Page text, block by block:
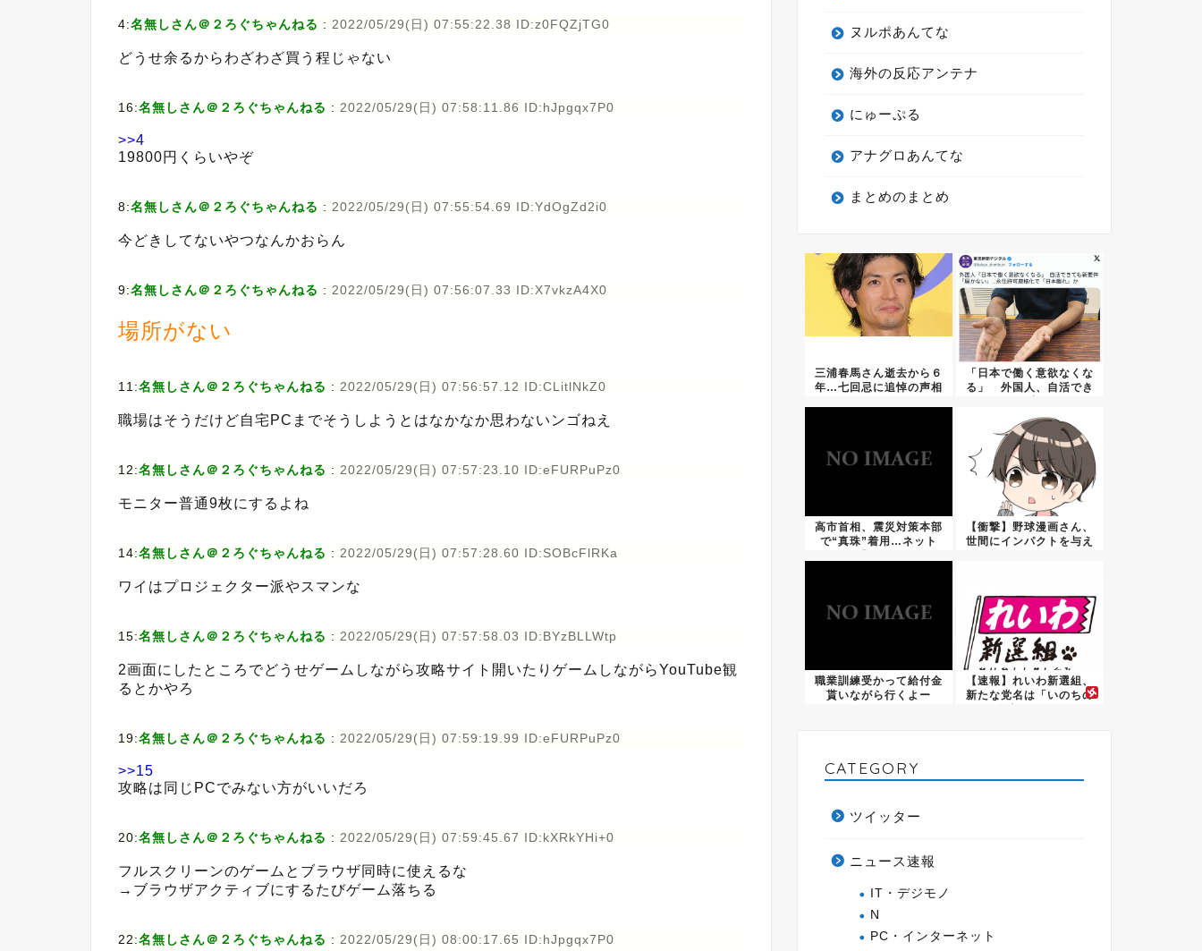
4:名無しさん＠２ろぐちゃんねる : 2022/05/29(日) 07:55:22.38 ID:z0FQZjTG0
どうせ余るからわざわざ買う程じゃない
16:名無しさん＠２ろぐちゃんねる : 2022/05/29(日) 07:58:11.86 ID:hJpgqx7P0
>>4
19800円くらいやぞ
8:名無しさん＠２ろぐちゃんねる : 2022/05/29(日) 07:55:54.69 ID:YdOgZd2i0
今どきしてないやつなんかおらん
9:名無しさん＠２ろぐちゃんねる : 2022/05/29(日) 07:56:07.33 ID:X7vkzA4X0
場所がない
11:名無しさん＠２ろぐちゃんねる : 2022/05/29(日) 07:56:57.12 ID:CLitlNkZ0
職場はそうだけど自宅PCまでそうしようとはなかなか思わないンゴねえ
12:名無しさん＠２ろぐちゃんねる : 2022/05/29(日) 07:57:23.10 ID:eFURPuPz0
モニター普通9枚にするよね
14:名無しさん＠２ろぐちゃんねる : 2022/05/29(日) 07:57:28.60 ID:SOBcFlRKa
ワイはプロジェクター派やスマンな
15:名無しさん＠２ろぐちゃんねる : 2022/05/29(日) 07:57:58.03 ID:BYzBLLWtp
2画面にしたところでどうせゲームしながら攻略サイト開いたりゲームしながらYouTube観
るとかやろ
19:名無しさん＠２ろぐちゃんねる : 2022/05/29(日) 07:59:19.99 ID:eFURPuPz0
>>15
攻略は同じPCでみない方がいいだろ
20:名無しさん＠２ろぐちゃんねる : 2022/05/29(日) 07:59:45.67 ID:kXRkYHi+0
フルスクリーンのゲームとブラウザ同時に使えるな
→ブラウザアクティブにするたびゲーム落ちる
22:名無しさん＠２ろぐちゃんねる : 2022/05/29(日) 08:00:17.65 ID:hJpgqx7P0
ヌルポあんてな
海外の反応アンテナ
にゅーぷる
アナグロあんてな
まとめのまとめ
三浦春馬さん逝去から６
年…七回忌に追悼の声相
「日本で働く意欲なくな
る」 外国人、自活でき
高市首相、震災対策本部
で“真珠”着用…ネット
【衝撃】野球漫画さん、
世間にインパクトを与え
職業訓練受かって給付金
貰いながら行くよー
【速報】れいわ新選組、
新たな党名は「いのちの
CATEGORY
ツイッター
ニュース速報
IT・デジモノ
N
PC・インターネット